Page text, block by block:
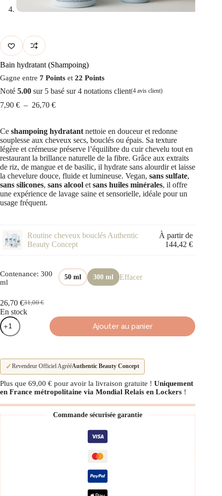
Bain hydratant (Shampoing)
Gagne entre 7 Points et 22 Points
Noté 5.00 sur 5 basé sur4 notations client(4 avis client)
7,90 € – 26,70 €Plage
7,90 €
à
26,70 €
Ce shampoing hydratant nettoie en douceur et redonne
souplesse aux cheveux secs, bouclés ou épais. Sa texture
légère et crémeuse préserve l’équilibre du cuir chevelu tout en
restaurant la brillance naturelle de la fibre. Grâce aux extraits
de riz, de mangue et de basilic, il hydrate sans alourdir et laisse
la chevelure douce, fluide et lumineuse. Vegan, sans sulfate,
sans silicones, sans alcool et sans huiles minérales, il offre
une expérience de lavage saine et sensorielle, idéale pour un
usage fréquent.
Routine cheveux bouclés Authentic
Beauty Concept
À partir de
144,42€
Contenance: 300
ml
50 ml 300 ml Effacer
31,00€
Le
prix
26,70 €Le
prix
En stock
quantité
de
Bain
Ajouter au panier
✓Revendeur Officiel AgrééAuthentic Beauty Concept
Plus que 69,00 € pour avoir la livraison gratuite ! Uniquement
en France métropolitaine via Mondial Relais en Lockers !
Commande sécurisée garantie